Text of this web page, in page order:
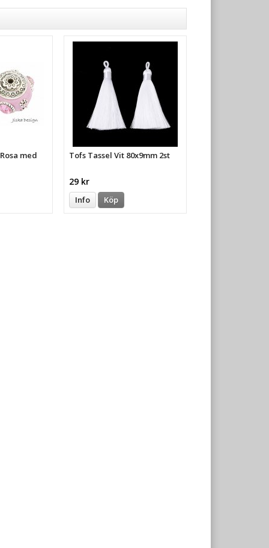
med Tofs Tassel Vit 80x9mm 2st
29 kr
Info Köp